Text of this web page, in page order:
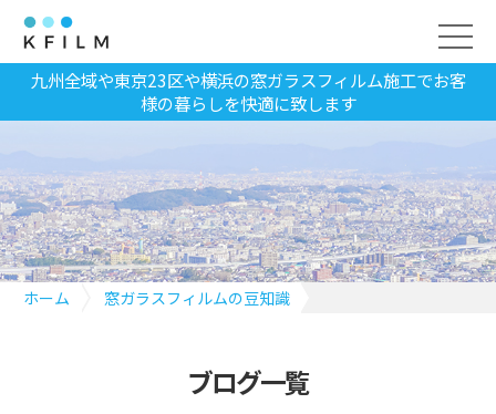
九州全域や東京23区や横浜の窓ガラスフィルム施工でお客
様の暮らしを快適に致します
ホーム
窓ガラスフィルムの豆知識
ブログ一覧